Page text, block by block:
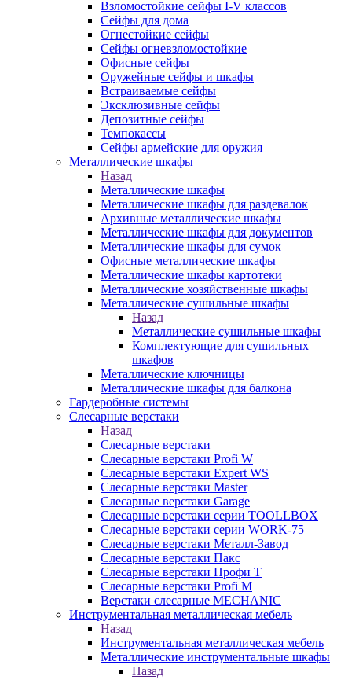
Взломостойкие сейфы I-V классов
Сейфы для дома
Огнестойкие сейфы
Сейфы огневзломостойкие
Офисные сейфы
Оружейные сейфы и шкафы
Встраиваемые сейфы
Эксклюзивные сейфы
Депозитные сейфы
Темпокассы
Сейфы армейские для оружия
Металлические шкафы
Назад
Металлические шкафы
Металлические шкафы для раздевалок
Архивные металлические шкафы
Металлические шкафы для документов
Металлические шкафы для сумок
Офисные металлические шкафы
Металлические шкафы картотеки
Металлические хозяйственные шкафы
Металлические сушильные шкафы
Назад
Металлические сушильные шкафы
Комплектующие для сушильных
шкафов
Металлические ключницы
Металлические шкафы для балкона
Гардеробные системы
Слесарные верстаки
Назад
Слесарные верстаки
Слесарные верстаки Profi W
Слесарные верстаки Expert WS
Слесарные верстаки Master
Слесарные верстаки Garage
Слесарные верстаки серии TOOLLBOX
Слесарные верстаки серии WORK-75
Слесарные верстаки Металл-Завод
Слесарные верстаки Пакс
Слесарные верстаки Профи Т
Слесарные верстаки Profi M
Верстаки слесарные MECHANIC
Инструментальная металлическая мебель
Назад
Инструментальная металлическая мебель
Металлические инструментальные шкафы
Назад